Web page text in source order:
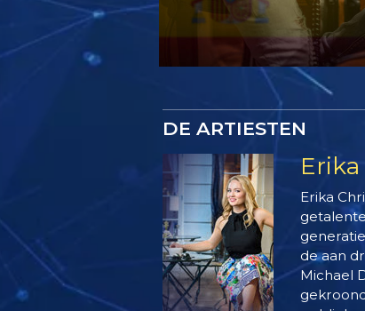
DE ARTIESTEN
Erika
de aan
Michael